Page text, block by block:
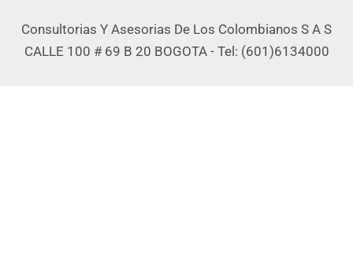
Consultorias Y Asesorias De Los Colombianos S A S
CALLE 100 # 69 B 20 BOGOTA - Tel: (601)6134000